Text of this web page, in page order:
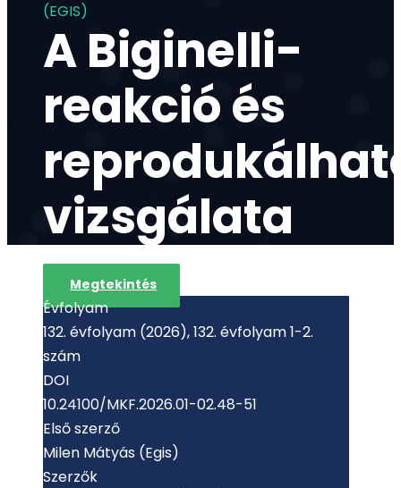
(EGIS)
A Biginelli-
reakció és
vizsgálata
Megtekintés
Évfolyam
132. évfolyam (2026), 132. évfolyam 1-2.
szám
DOI
10.24100/MKF.2026.01-02.48-51
Első szerző
Milen Mátyás (Egis)
Szerzők